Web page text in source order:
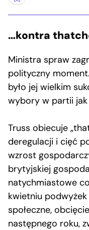
…kontra
Ministra spraw
polityczny
było jej wielkim
wybory w partii jak
Truss obiecuje
deregulacji i cięć
wzrost
brytyjskiej
natychmiastowe
kwietniu podwyżek
społeczne,
następnego roku,